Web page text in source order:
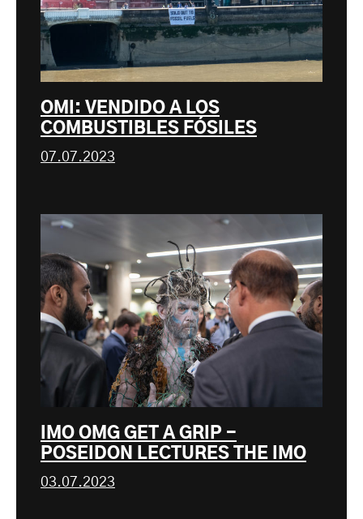
OMI: VENDIDO A LOS
COMBUSTIBLES FÓSILES
07.07.2023
IMO OMG GET A GRIP -
POSEIDON LECTURES THE IMO
03.07.2023